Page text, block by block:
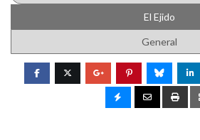
El Ejido
General